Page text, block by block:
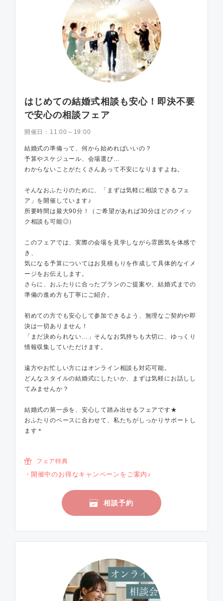
はじめての結婚式相談も安心！即決不要
で安心の相談フェア
開催日： 11:00～19:00
結婚式の準備って、何から始めればいいの？
予算やスケジュール、会場選び…
わからないことがたくさんあって不安になりますよね。
そんなおふたりのために、「まずは気軽に相談できるフェ
ア」を開催しています♪
所要時間は最大90分！（ご希望があれば30分ほどのクイッ
ク相談も可能◎）
このフェアでは、実際の会場を見学しながら雰囲気を体感で
き、
気になる予算についてはお見積もりを作成して具体的なイメ
ージをお伝えします。
さらに、おふたりに合ったプランのご提案や、結婚式までの
準備の進め方も丁寧にご紹介。
初めての方でも安心して参加できるよう、無理なご契約や即
決は一切ありません！
「まだ決められない…」そんなお気持ちも大切に、ゆっくり
情報収集していただけます。
遠方やお忙しい方にはオンライン相談も対応可能。
どんなスタイルの結婚式にしたいか、まずは気軽にお話しし
てみませんか？
結婚式の第一歩を、安心して踏み出せるフェアです★
おふたりのペースに合わせて、私たちがしっかりサポートし
ます＊
フェア特典
開催中のお得なキャンペーンをご案内♪
相談予約